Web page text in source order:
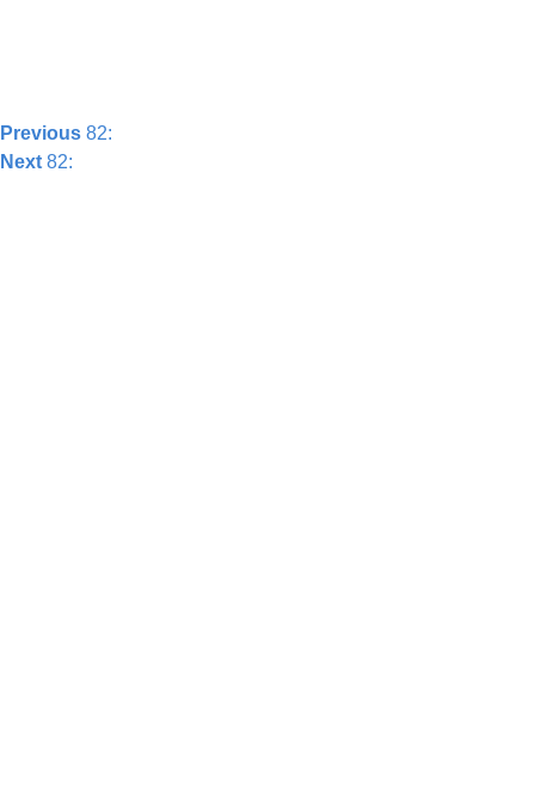
Previous 82:
Next 82: